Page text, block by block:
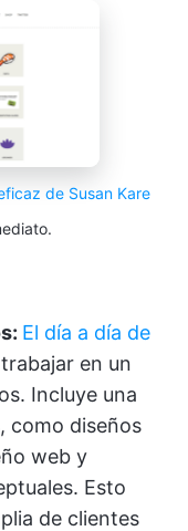
de Susan Kare
El día a día de
en un
Incluye una
como diseños
web y
Esto
de clientes